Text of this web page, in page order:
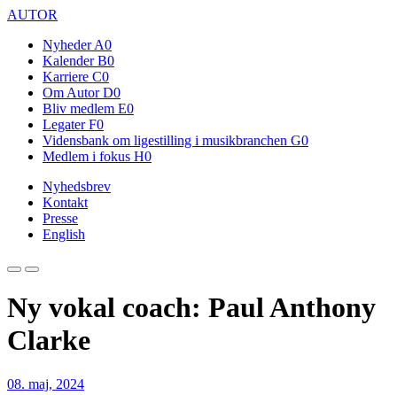
AUTOR
Nyheder A0
Kalender B0
Karriere C0
Om Autor D0
Bliv medlem E0
Legater F0
Vidensbank om ligestilling i musikbranchen G0
Medlem i fokus H0
Nyhedsbrev
Kontakt
Presse
English
Ny vokal coach: Paul Anthony
Clarke
08. maj, 2024